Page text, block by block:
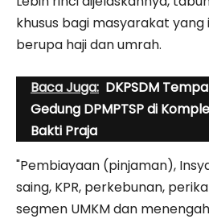
khusus bagi masyarakat
berupa haji dan umrah.
Baca Juga: DKPSDM
Gedung DPMPTSP di
Bakti Praja
"Pembiayaan (pinjaman),
saing, KPR, perkebunan,
segmen UMKM dan